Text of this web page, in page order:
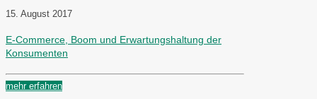
15. August 2017
E-Commerce, Boom und Erwartungshaltung der
Konsumenten
mehr erfahren